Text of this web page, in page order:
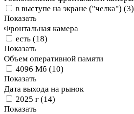
в выступе на экране ("челка") (3)
Показать
Фронтальная камера
есть (18)
Показать
Объем оперативной памяти
4096 Мб (10)
Показать
Дата выхода на рынок
2025 г (14)
Показать